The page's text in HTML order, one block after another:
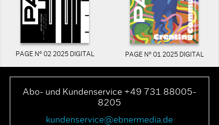
PAGE N° 02 2025 DIGITAL PAGE N° 01 2025 DIGITAL
Abo- und Kundenservice +49 731 88005-
8205
kundenservice@ebnermedia.de